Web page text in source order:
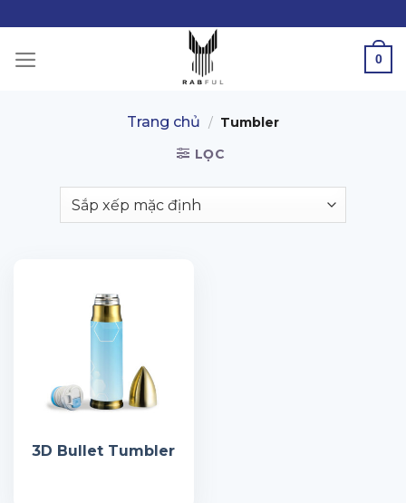
to
content
0
Trang chủ / Tumbler
LỌC
3D Bullet Tumbler